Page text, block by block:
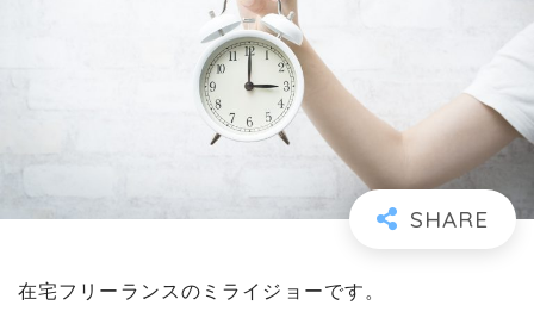
在宅フリーランスのミライジョーです。